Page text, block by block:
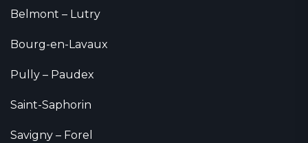
Belmont – Lutry
Bourg-en-Lavaux
Pully – Paudex
Saint-Saphorin
Savigny – Forel